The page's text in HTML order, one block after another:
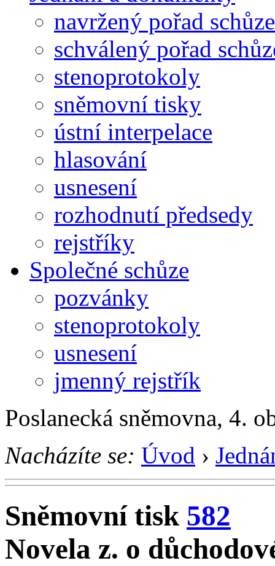
navržený pořad schůze
schválený pořad
stenoprotokoly
sněmovní tisky
ústní interpelace
hlasování
usnesení
rozhodnutí předsedy
rejstříky
Společné schůze
pozvánky
stenoprotokoly
usnesení
jmenný rejstřík
Poslanecká sněmovna, 4.
Nacházíte se: Úvod ›
Sněmovní tisk 582
Novela z. o